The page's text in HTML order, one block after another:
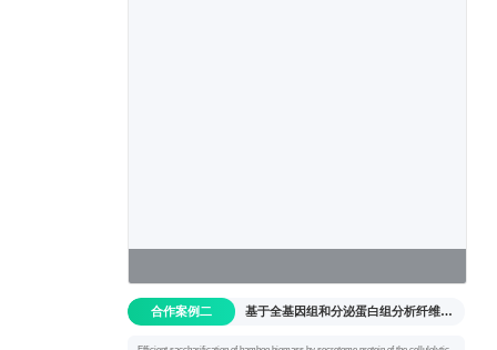
合作案例二 基于全基因组和分泌蛋白组分析纤维素降解菌黏质沙雷氏菌LY1对竹子生物质的高效糖化